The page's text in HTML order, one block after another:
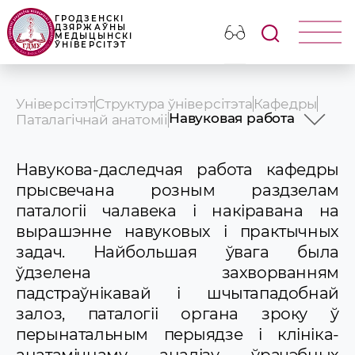
ГРОДЗЕНСКІ
ДЗЯРЖАЎНЫ
МЕДЫЦЫНСКІ
ЎНІВЕРСІТЭТ
УніверсітэтСтруктура ўніверсітэта Кафедры
Паталагічнай анатоміі Навуковая работа
Прафесарска-
Вучэбная работа
Клінічная работа
Навуковая работа
Навіны і аб\'явы
Навукова-даследчая работа кафедры
прысвечана розным раздзелам
паталогіі чалавека і накіравана на
вырашэнне навуковых і практычных
задач. Найбольшая ўвага была
ўдзелена захворванням
падстраўнікавай і шчытападобнай
залоз, паталогіі органа зроку ў
перынатальным перыядзе і клініка-